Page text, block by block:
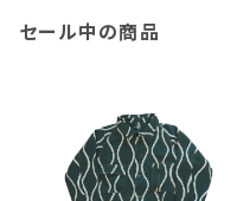
セール中の商品